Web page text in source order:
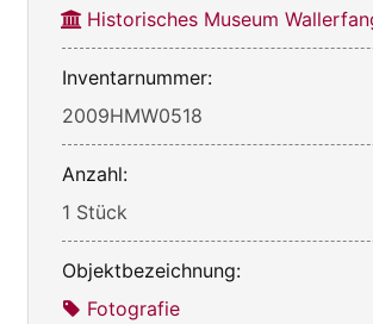
Historisches Museum
Inventarnummer:
2009HMW0518
Anzahl:
1 Stück
Objektbezeichnung:
Fotografie